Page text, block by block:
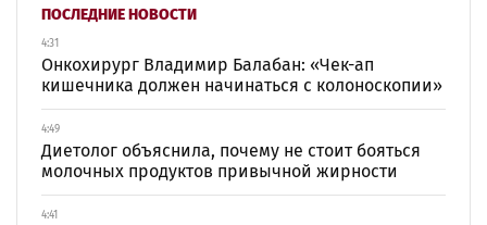
ПОСЛЕДНИЕ НОВОСТИ
4:31
Онкохирург Владимир Балабан: «Чек-ап
кишечника должен начинаться с колоноскопии»
4:49
Диетолог объяснила, почему не стоит бояться
молочных продуктов привычной жирности
4:41